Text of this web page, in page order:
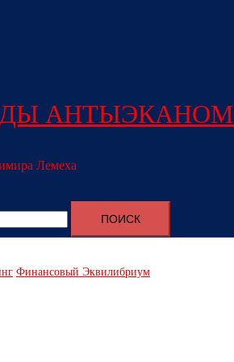
Лемеха
Финансовый Эквилибриум